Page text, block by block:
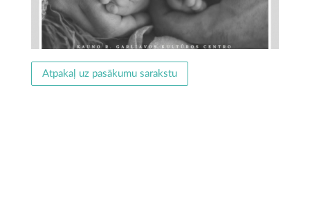
Atpakaļ uz pasākumu sarakstu